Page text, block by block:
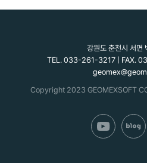
강원도 춘천시 서면
TEL. 033-261-3217 | FAX.
Copyright 2023 GEOMEXSOFT